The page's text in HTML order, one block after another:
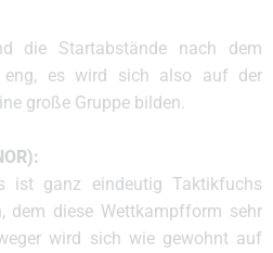
die Startabstände nach dem
eng, es wird sich also auf der
große Gruppe bilden.
ist ganz eindeutig Taktikfuchs
dem diese Wettkampfform sehr
wird sich wie gewohnt auf